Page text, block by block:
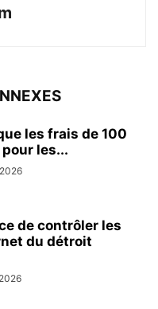
les frais de 100
les...
de contrôler les
du détroit